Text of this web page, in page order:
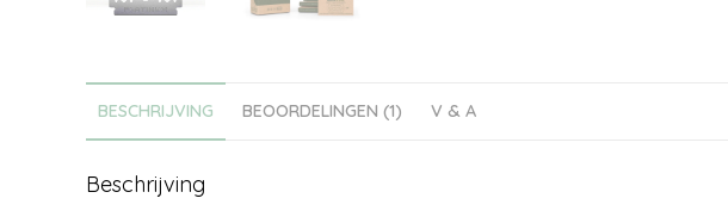
BESCHRIJVING BEOORDELINGEN (1) V & A
Beschrijving